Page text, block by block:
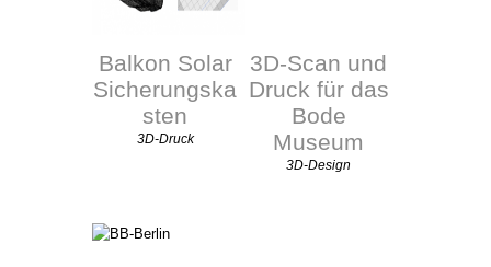
Balkon Solar
Sicherungska
sten
3D-Druck
3D-Scan und
Druck für das
Bode
Museum
3D-Design